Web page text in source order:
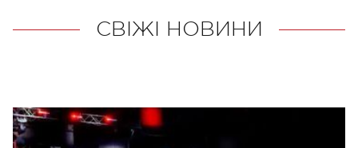
СВІЖІ НОВИНИ